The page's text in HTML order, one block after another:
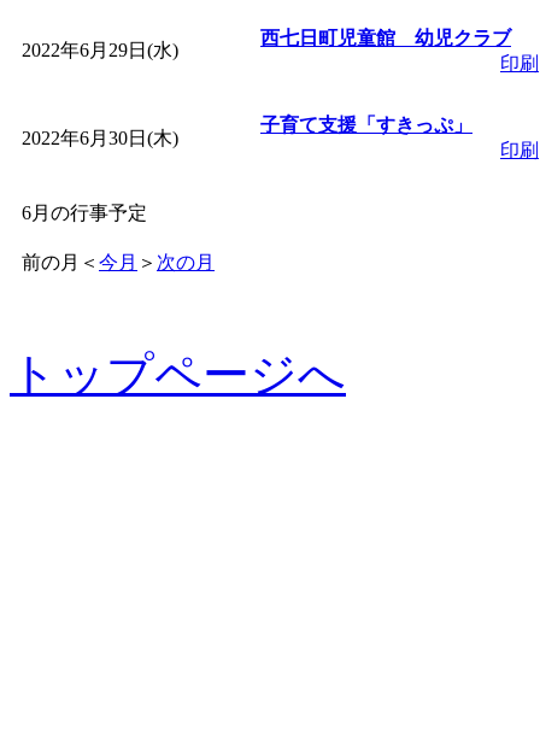
2022年6月29日(水)
西七日町児童館 幼児クラブ
印刷
2022年6月30日(木)
子育て支援「すきっぷ」
印刷
6月の行事予定
前の月 ＜ 今月 ＞ 次の月
トップページへ